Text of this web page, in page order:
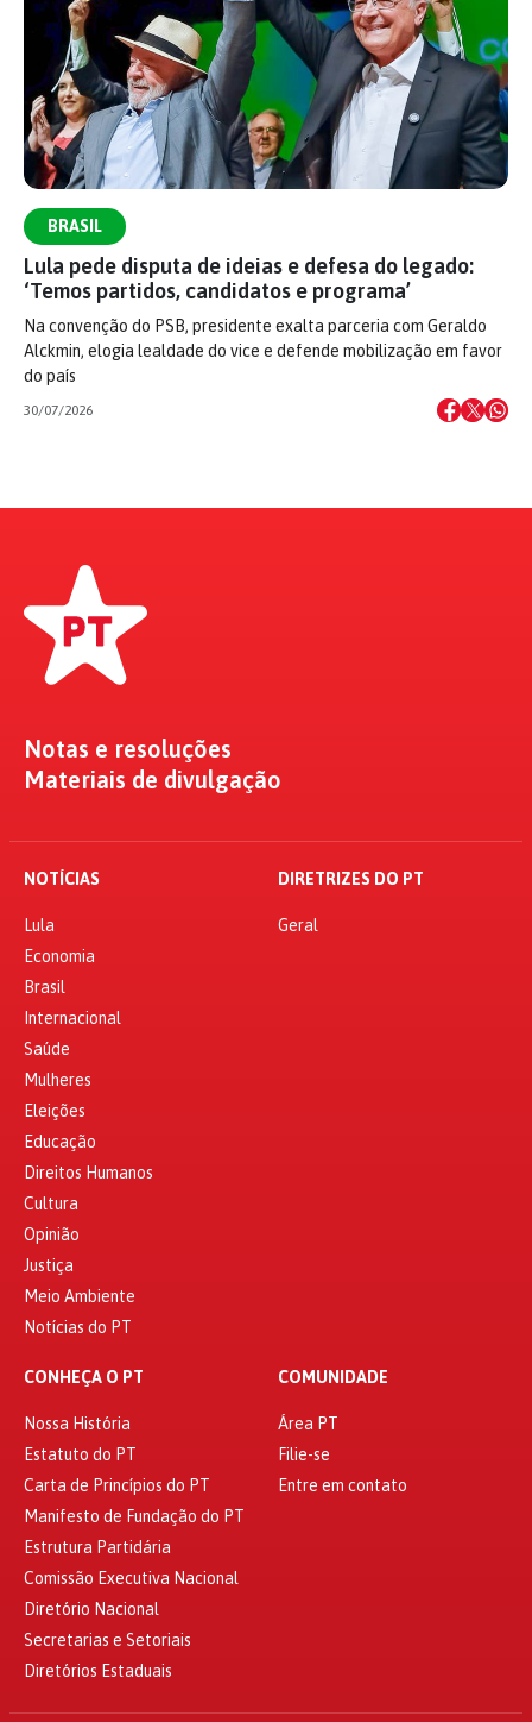
BRASIL
Lula pede disputa de ideias e defesa do legado:
‘Temos partidos, candidatos e programa’
Na convenção do PSB, presidente exalta parceria com Geraldo
Alckmin, elogia lealdade do vice e defende mobilização em favor
do país
30/07/2026
Notas e resoluções
Materiais de divulgação
NOTÍCIAS
Lula
Economia
Brasil
Internacional
Saúde
Mulheres
Eleições
Educação
Direitos Humanos
Cultura
Opinião
Justiça
Meio Ambiente
Notícias do PT
DIRETRIZES DO PT
Geral
CONHEÇA O PT
Nossa História
Estatuto do PT
Carta de Princípios do PT
Manifesto de Fundação do PT
Estrutura Partidária
Comissão Executiva Nacional
Diretório Nacional
Secretarias e Setoriais
Diretórios Estaduais
COMUNIDADE
Área PT
Filie-se
Entre em contato